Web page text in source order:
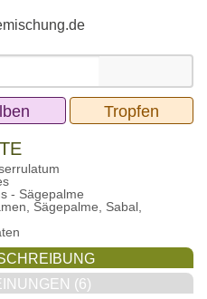
Tropfen
- Sägepalme
Sägepalme, Sabal,
(6)